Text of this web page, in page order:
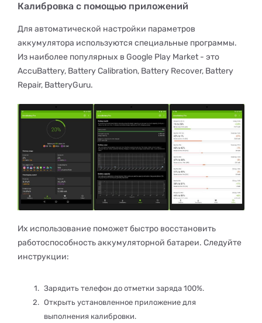
Калибровка с помощью приложений
Для автоматической настройки параметров
аккумулятора используются специальные программы.
Из наиболее популярных в Google Play Market - это
AccuBattery, Battery Calibration, Battery Recover, Battery
Repair, BatteryGuru.
Их использование поможет быстро восстановить
работоспособность аккумуляторной батареи. Следуйте
инструкции:
Зарядить телефон до отметки заряда 100%.
Открыть установленное приложение для
выполнения калибровки.